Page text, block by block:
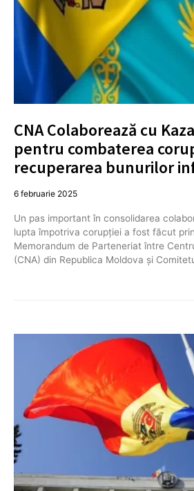
CNA Colaborează cu
pentru combaterea
recuperarea bunurilor
6 februarie 2025
Un pas important în consolidarea
lupta împotriva corupției a fost făcut
Memorandum de Parteneriat între
(CNA) din Republica Moldova și